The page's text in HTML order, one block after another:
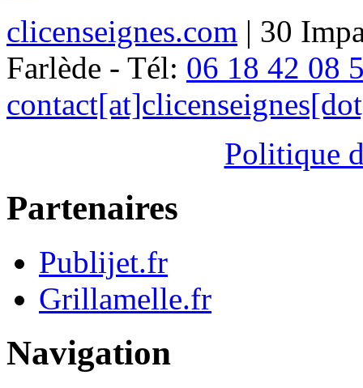
clicenseignes.com | 30
Farlède - Tél: 06 18 42 08
Politique
Partenaires
Publijet.fr
Grillamelle.fr
Navigation